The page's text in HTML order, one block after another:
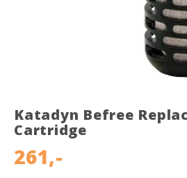
Katadyn Befree
Cartridge
261,-